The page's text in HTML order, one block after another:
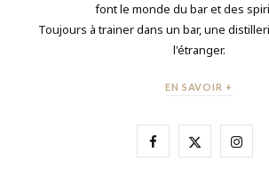
font le monde du bar et des
Toujours à trainer dans un bar, une
l'étranger.
EN SAVOIR +
F X I